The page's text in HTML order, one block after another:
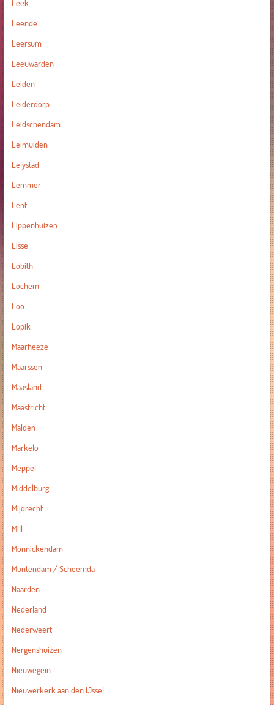
Leek
Leende
Leersum
Leeuwarden
Leiden
Leiderdorp
Leidschendam
Leimuiden
Lelystad
Lemmer
Lent
Lippenhuizen
Lisse
Lobith
Lochem
Loo
Lopik
Maarheeze
Maarssen
Maasland
Maastricht
Malden
Markelo
Meppel
Middelburg
Mijdrecht
Mill
Monnickendam
Muntendam / Scheemda
Naarden
Nederland
Nederweert
Nergenshuizen
Nieuwegein
Nieuwerkerk aan den IJssel